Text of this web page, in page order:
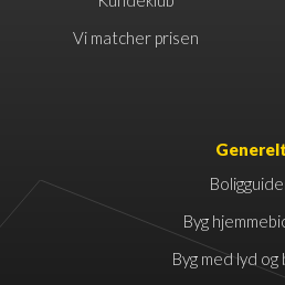
Vi matcher prisen
Generelt
Byg
Byg med lyd og